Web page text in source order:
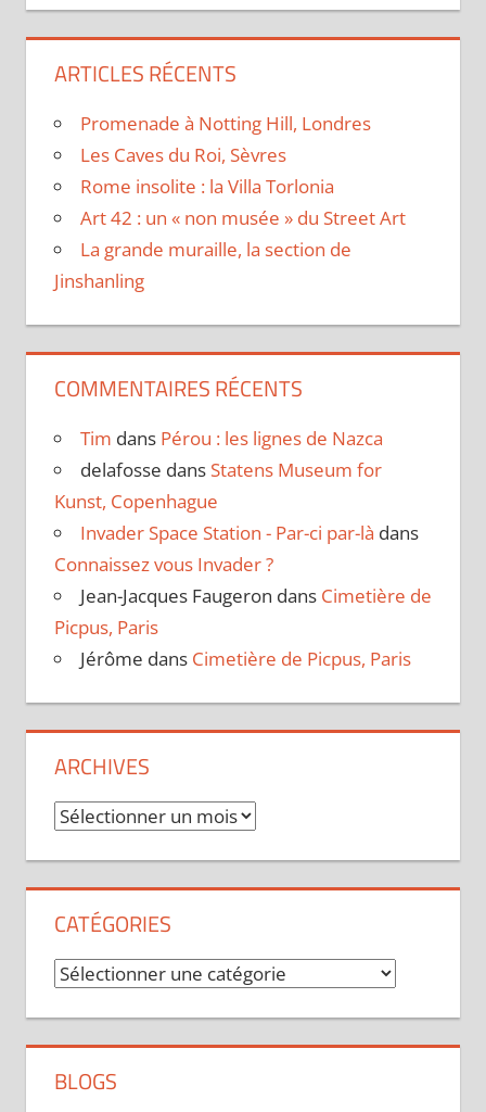
ARTICLES RÉCENTS
Promenade à Notting Hill, Londres
Les Caves du Roi, Sèvres
Rome insolite : la Villa Torlonia
Art 42 : un « non musée » du Street Art
La grande muraille, la section de
Jinshanling
COMMENTAIRES RÉCENTS
Tim dans Pérou : les lignes de Nazca
delafosse dans Statens Museum for
Kunst, Copenhague
Invader Space Station - Par-ci par-là dans
Connaissez vous Invader ?
Jean-Jacques Faugeron dans Cimetière de
Picpus, Paris
Jérôme dans Cimetière de Picpus, Paris
ARCHIVES
Archives
CATÉGORIES
Catégories
BLOGS